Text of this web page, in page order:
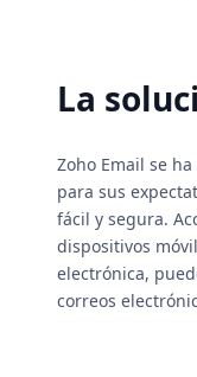
La
Zoho Email se
para sus
fácil y segura.
dispositivos
electrónica,
correos